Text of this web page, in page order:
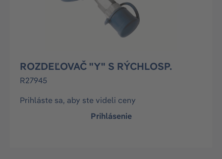
ROZDEĽOVAČ "Y" S RÝCHLOSP.
R27945
Prihláste sa, aby ste videli ceny
Prihlásenie